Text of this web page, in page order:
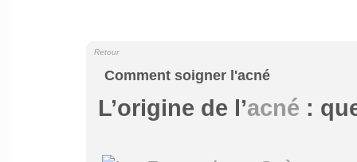
Comment soigner l'acné
Retour
L’origine de l’acné :